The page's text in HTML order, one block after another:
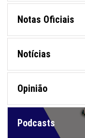
Notas Oficiais
Notícias
Opinião
Podcasts